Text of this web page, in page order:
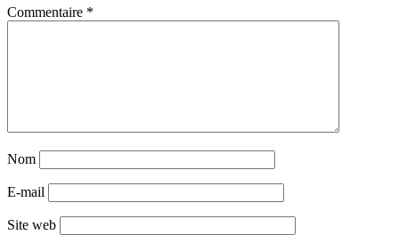
Commentaire *
Nom
E-mail
Site web